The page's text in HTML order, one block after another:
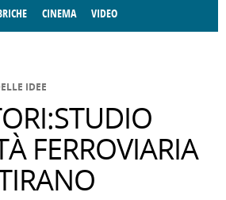
CCCVA
CINEMA VIDEO
IDEE
FERROVIARIA